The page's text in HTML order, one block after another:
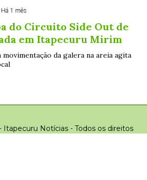
Há 1 mês
do Circuito Side Out de
em Itapecuru Mirim
movimentação da galera na areia agita
Notícias - Todos os direitos